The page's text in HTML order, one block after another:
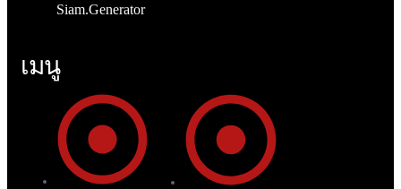
Siam.Generator
เมนู